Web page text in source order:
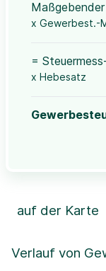
x Gewerbest.-
=
x Hebesatz
Verlauf von
auf der Karte
+
Leaflet|